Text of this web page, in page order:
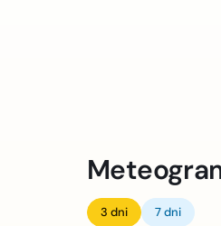
3 dni 7 dni